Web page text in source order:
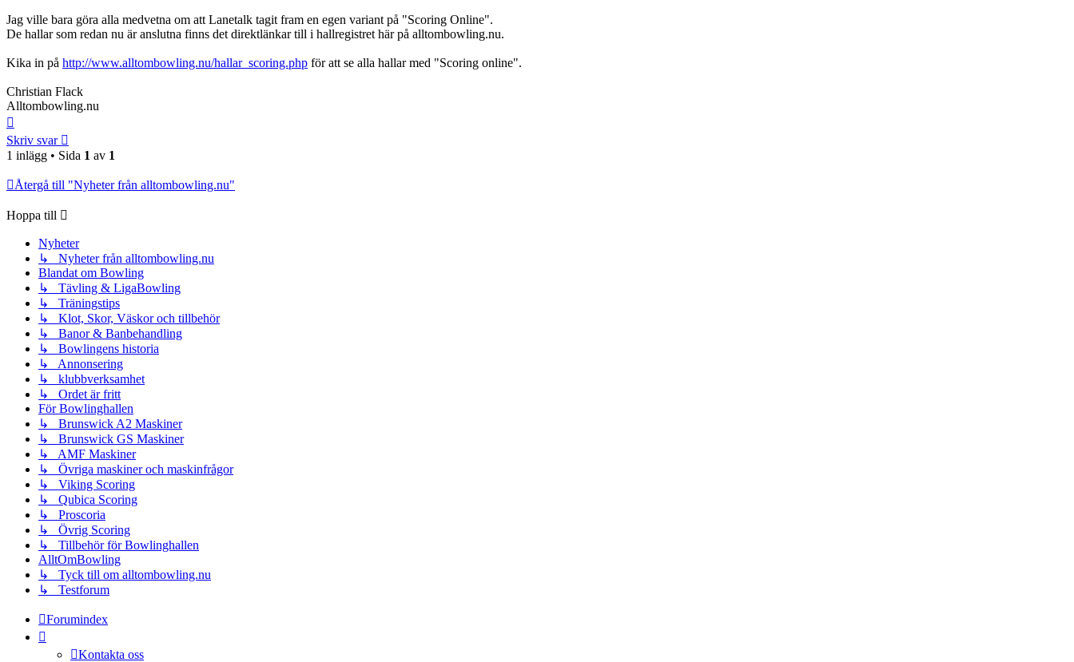
Jag ville bara göra alla medvetna om att Lanetalk tagit fram en egen variant på "Scoring Online".
De hallar som redan nu är anslutna finns det direktlänkar till i hallregistret här på alltombowling.nu.
Kika in på http://www.alltombowling.nu/hallar_scoring.php för att se alla hallar med "Scoring online".
Christian Flack
Alltombowling.nu
Skriv svar
1 inlägg • Sida 1 av 1
Återgå till "Nyheter från alltombowling.nu"
Hoppa till
Nyheter
↳ Nyheter från alltombowling.nu
Blandat om Bowling
↳ Tävling & LigaBowling
↳ Träningstips
↳ Klot, Skor, Väskor och tillbehör
↳ Banor & Banbehandling
↳ Bowlingens historia
↳ Annonsering
↳ klubbverksamhet
↳ Ordet är fritt
För Bowlinghallen
↳ Brunswick A2 Maskiner
↳ Brunswick GS Maskiner
↳ AMF Maskiner
↳ Övriga maskiner och maskinfrågor
↳ Viking Scoring
↳ Qubica Scoring
↳ Proscoria
↳ Övrig Scoring
↳ Tillbehör för Bowlinghallen
AlltOmBowling
↳ Tyck till om alltombowling.nu
↳ Testforum
Forumindex
Kontakta oss